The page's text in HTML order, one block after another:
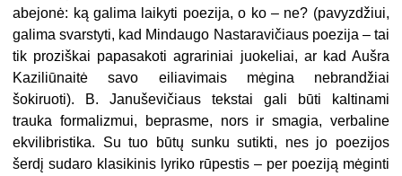
abejonė: ką galima laikyti poezija, o ko – ne? (pavyzdžiui,
galima svarstyti, kad Mindaugo Nastaravičiaus poezija – tai
tik proziškai papasakoti agrariniai juokeliai, ar kad Aušra
Kaziliūnaitė savo eiliavimais mėgina nebrandžiai
šokiruoti). B. Januševičiaus tekstai gali būti kaltinami
trauka formalizmui, beprasme, nors ir smagia, verbaline
ekvilibristika. Su tuo būtų sunku sutikti, nes jo poezijos
šerdį sudaro klasikinis lyriko rūpestis – per poeziją mėginti